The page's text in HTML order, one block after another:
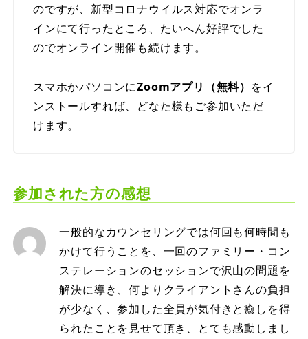
のですが、新型コロナウイルス対応でオンラ
インにて行ったところ、たいへん好評でした
のでオンライン開催も続けます。
スマホかパソコンにZoomアプリ（無料） をイ
ンストールすれば、どなた様もご参加いただ
けます。
参加された方の感想
一般的なカウンセリングでは何回も何時間も
かけて行うことを、一回のファミリー・コン
ステレーションのセッションで沢山の問題を
解決に導き、何よりクライアントさんの負担
が少なく、参加した全員が気付きと癒しを得
られたことを見せて頂き、とても感動しまし